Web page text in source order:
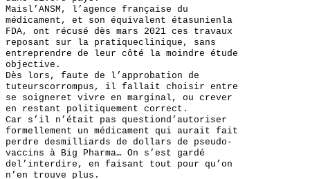
Maisl’ANSM, l’agence française du
médicament, et son équivalent étasunienla
FDA, ont récusé dès mars 2021 ces travaux
reposant sur la pratiqueclinique, sans
entreprendre de leur côté la moindre étude
objective.
Dès lors, faute de l’approbation de
tuteurscorrompus, il fallait choisir entre
se soigneret vivre en marginal, ou crever
en restant politiquement correct.
Car s’il n’était pas questiond’autoriser
formellement un médicament qui aurait fait
perdre desmilliards de dollars de pseudo-
vaccins à Big Pharma… On s’est gardé
del’interdire, en faisant tout pour qu’on
n’en trouve plus.